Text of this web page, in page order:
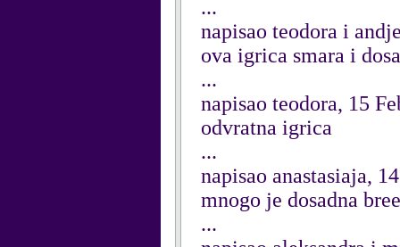
...
napisao teodora i
ova igrica smara i
...
napisao teodora, 15
odvratna igrica
...
napisao anastasiaja,
mnogo je dosadna
...